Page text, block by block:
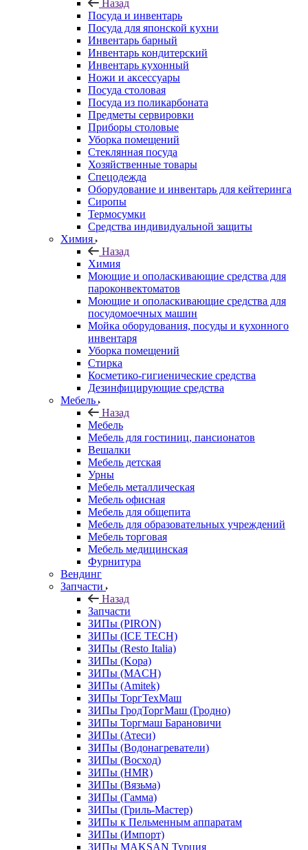
Назад
Посуда и инвентарь
Посуда для японской кухни
Инвентарь барный
Инвентарь кондитерский
Инвентарь кухонный
Ножи и аксессуары
Посуда столовая
Посуда из поликарбоната
Предметы сервировки
Приборы столовые
Уборка помещений
Стеклянная посуда
Хозяйственные товары
Спецодежда
Оборудование и инвентарь для кейтеринга
Сиропы
Термосумки
Средства индивидуальной защиты
Химия
Назад
Химия
Моющие и ополаскивающие средства для
пароконвектоматов
Моющие и ополаскивающие средства для
посудомоечных машин
Мойка оборудования, посуды и кухонного
инвентаря
Уборка помещений
Стирка
Косметико-гигиенические средства
Дезинфицирующие средства
Мебель
Назад
Мебель
Мебель для гостиниц, пансионатов
Вешалки
Мебель детская
Урны
Мебель металлическая
Мебель офисная
Мебель для общепита
Мебель для образовательных учреждений
Мебель торговая
Мебель медицинская
Фурнитура
Вендинг
Запчасти
Назад
Запчасти
ЗИПы (PIRON)
ЗИПы (ICE TECH)
ЗИПы (Resto Italia)
ЗИПы (Kopa)
ЗИПы (MACH)
ЗИПы (Amitek)
ЗИПы ТоргТехМаш
ЗИПы ГродТоргМаш (Гродно)
ЗИПы Торгмаш Барановичи
ЗИПы (Атеси)
ЗИПы (Водонагреватели)
ЗИПы (Восход)
ЗИПы (HMR)
ЗИПы (Вязьма)
ЗИПы (Гамма)
ЗИПы (Гриль-Мастер)
ЗИПы к Пельменным аппаратам
ЗИПы (Импорт)
ЗИПы MAKSAN Турция